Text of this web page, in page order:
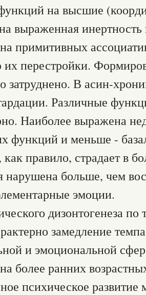
на высшие
выраженная
примитивных
их перестройки.
затруднено. В асин-
Различные
Наиболее выражена
функций и меньше -
как правило, страдает в
нарушена больше, чем
эмоции.
дизонтогенеза по
замедление
и эмоциональной
более ранних
психическое